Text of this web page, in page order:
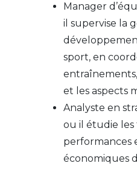
Manager
il supervise la
sport, en
et les aspects
Analyste en
ou il étudie les
performances
économiques